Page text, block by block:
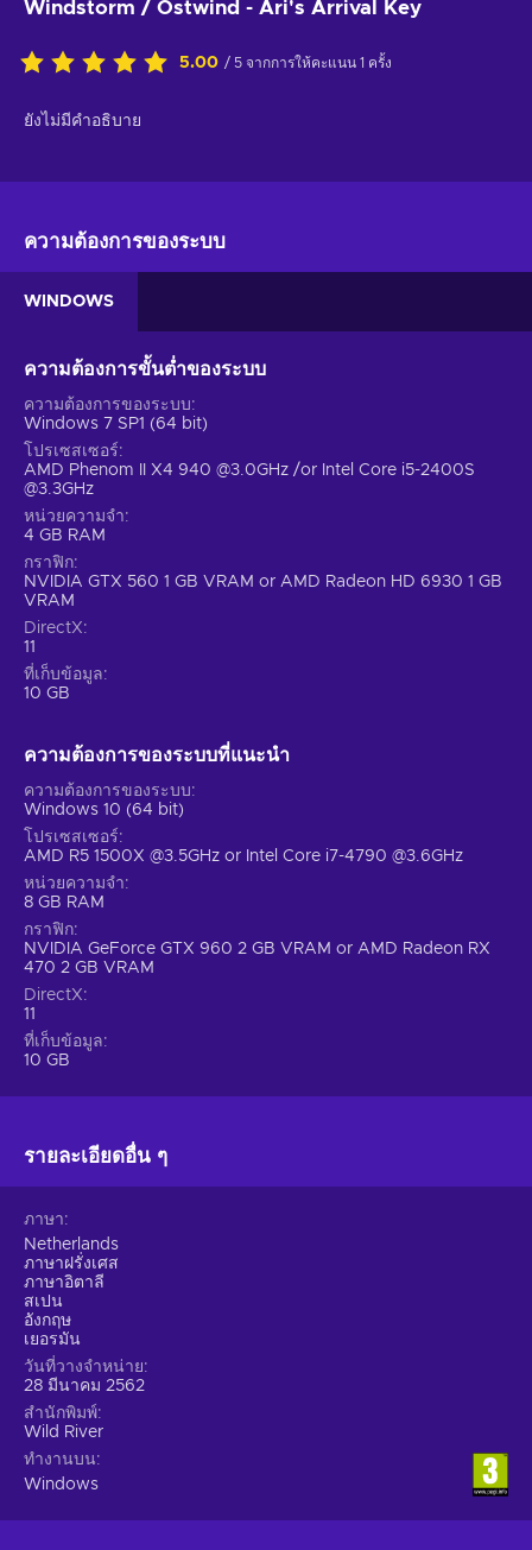
Windstorm / Ostwind - Ari's Arrival Key
5.00 / 5 จากการให้คะแนน 1 ครั้ง
ยังไม่มีคำอธิบาย
ความต้องการของระบบ
WINDOWS
ความต้องการขั้นต่ำของระบบ
ความต้องการของระบบ
Windows 7 SP1 (64 bit)
โปรเซสเซอร์
AMD Phenom II X4 940 @3.0GHz /or Intel Core i5-2400S
@3.3GHz
หน่วยความจำ
4 GB RAM
กราฟิก
NVIDIA GTX 560 1 GB VRAM or AMD Radeon HD 6930 1 GB
VRAM
DirectX
11
ที่เก็บข้อมูล
10 GB
ความต้องการของระบบที่แนะนํา
ความต้องการของระบบ
Windows 10 (64 bit)
โปรเซสเซอร์
AMD R5 1500X @3.5GHz or Intel Core i7-4790 @3.6GHz
หน่วยความจำ
8 GB RAM
กราฟิก
NVIDIA GeForce GTX 960 2 GB VRAM or AMD Radeon RX
470 2 GB VRAM
DirectX
11
ที่เก็บข้อมูล
10 GB
รายละเอียดอื่น ๆ
ภาษา
Netherlands
ภาษาฝรั่งเศส
ภาษาอิตาลี
สเปน
อังกฤษ
เยอรมัน
วันที่วางจำหน่าย
28 มีนาคม 2562
สำนักพิมพ์
Wild River
ทำงานบน
Windows